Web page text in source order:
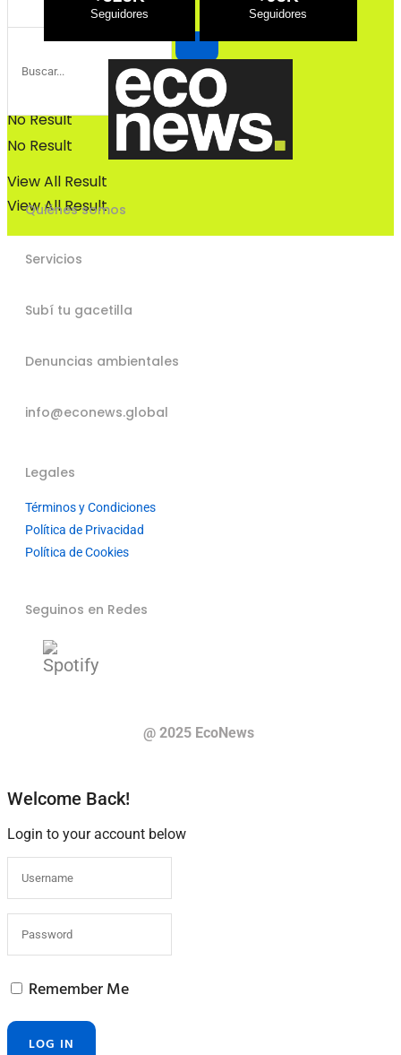
No Result
View All Result
No Result
View All Result
Quiénes somos
Servicios
Subí tu gacetilla
Denuncias ambientales
info@econews.global
Legales
Términos y Condiciones
Política de Privacidad
Política de Cookies
Seguinos en Redes
@ 2025 EcoNews
Welcome Back!
Login to your account below
Remember Me